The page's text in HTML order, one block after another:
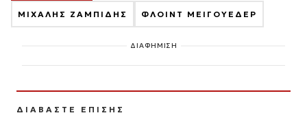
ΜΙΧΑΛΗΣ ΖΑΜΠΙΔΗΣ ΦΛΟΙΝΤ ΜΕΙΓΟΥΕΔΕΡ
ΔΙΑΦΗΜΙΣΗ
ΔΙΑΒΑΣΤΕ ΕΠΙΣΗΣ